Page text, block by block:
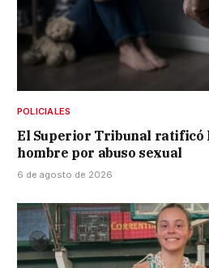
POLICIALES
El Superior Tribunal ratificó
hombre por abuso sexual
6 de agosto de 2026